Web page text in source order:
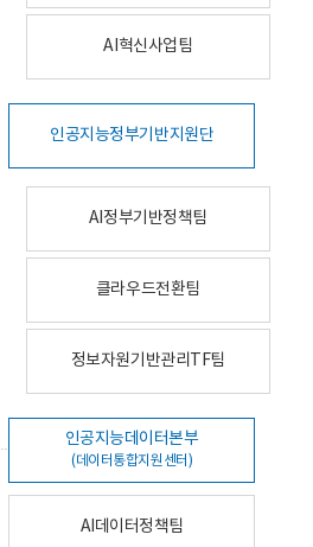
AI혁신사업팀
인공지능정부기반지원단
AI정부기반정책팀
클라우드전환팀
정보자원기반관리TF팀
인공지능데이터본부
(데이터통합지원센터)
AI데이터정책팀